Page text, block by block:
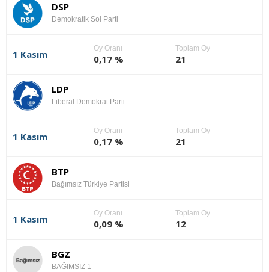
DSP
Demokratik Sol Parti
1 Kasım
Oy Oranı
0,17 %
Toplam Oy
21
LDP
Liberal Demokrat Parti
1 Kasım
Oy Oranı
0,17 %
Toplam Oy
21
BTP
Bağımsız Türkiye Partisi
1 Kasım
Oy Oranı
0,09 %
Toplam Oy
12
BGZ
BAĞIMSIZ 1